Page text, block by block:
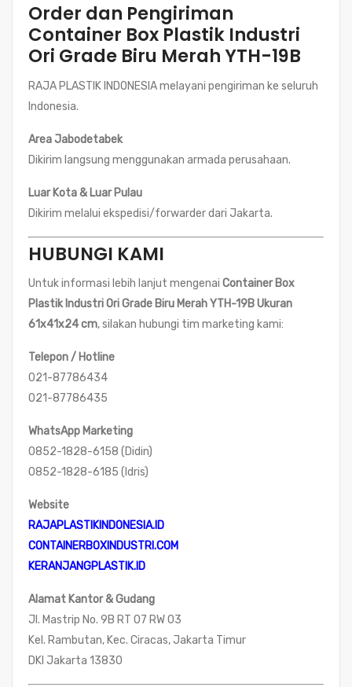
Order dan Pengiriman
Container Box Plastik Industri
Ori Grade Biru Merah YTH-19B
RAJA PLASTIK INDONESIA melayani pengiriman ke seluruh
Indonesia.
Area Jabodetabek
Dikirim langsung menggunakan armada perusahaan.
Luar Kota & Luar Pulau
Dikirim melalui ekspedisi/forwarder dari Jakarta.
HUBUNGI KAMI
Untuk informasi lebih lanjut mengenai Container Box
Plastik Industri Ori Grade Biru Merah YTH-19B Ukuran
61x41x24 cm, silakan hubungi tim marketing kami:
Telepon / Hotline
021-87786434
021-87786435
WhatsApp Marketing
0852-1828-6158 (Didin)
0852-1828-6185 (Idris)
Website
RAJAPLASTIKINDONESIA.ID
CONTAINERBOXINDUSTRI.COM
KERANJANGPLASTIK.ID
Alamat Kantor & Gudang
Jl. Mastrip No. 9B RT 07 RW 03
Kel. Rambutan, Kec. Ciracas, Jakarta Timur
DKI Jakarta 13830